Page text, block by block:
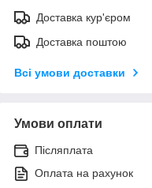
Доставка кур'єром
Доставка поштою
Всі умови доставки
Умови оплати
Післяплата
Оплата на рахунок